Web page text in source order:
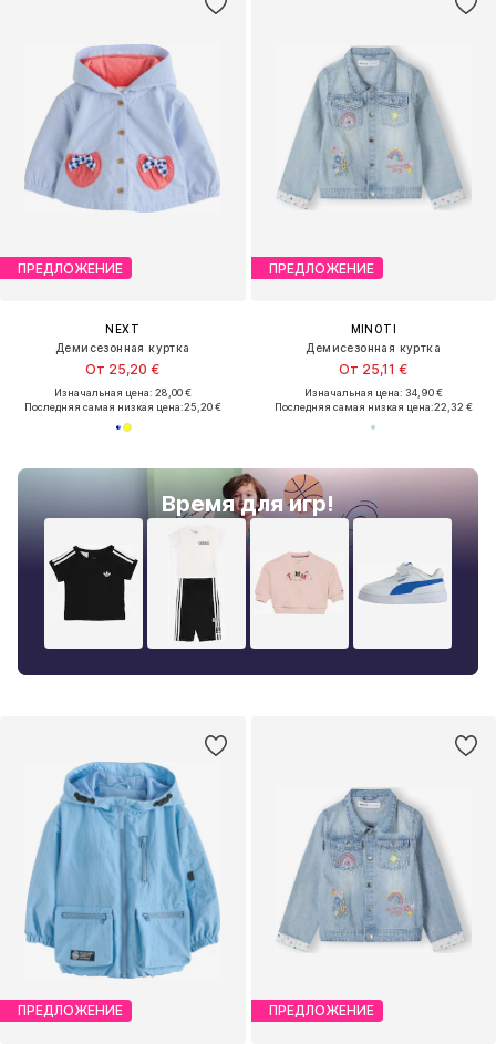
ПРЕДЛОЖЕНИЕ
NEXT
Демисезонная куртка
От 25,20 €
Изначальная цена: 28,00 €
Последняя самая низкая цена:25,20 €
ПРЕДЛОЖЕНИЕ
MINOTI
Демисезонная куртка
От 25,11 €
Изначальная цена: 34,90 €
Последняя самая низкая цена:22,32 €
Время для игр!
ПРЕДЛОЖЕНИЕ ПРЕДЛОЖЕНИЕ